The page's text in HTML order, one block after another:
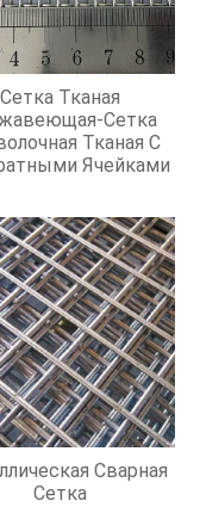
Сетка Тканая
Сетка
Тканая С
Ячейками
Сварная
Сетка